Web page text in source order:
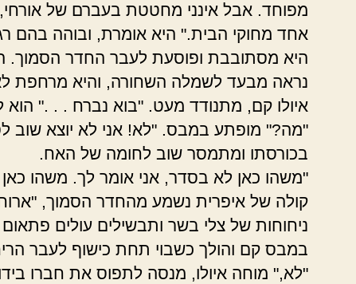
מפוחד. אבל אינני מחטטת בעברם של
אחד מחוקי הבית." היא אומרת, ובוהה בהם
היא מסתובבת ופוסעת לעבר החדר הסמוך.
נראה מבעד לשמלה השחורה, והיא מרחפת
איולו קם, מתנודד מעט. "בוא נברח . . ." הוא
"מה?" מופתע במבס. "לא! אני לא יוצא שוב
בכורסתו ומתמסר שוב לחומה של האח.
"משהו כאן לא בסדר, אני אומר לך. משהו
קולה של איפרית נשמע מהחדר הסמוך,
ניחוחות של צלי בשר ותבשילים עולים פתאום
במבס קם והולך כשבוי תחת כישוף לעבר
"לא," מוחה איולו, מנסה לתפוס את חברו